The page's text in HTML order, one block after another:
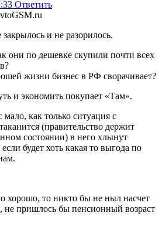
Ответить
и не разорилось.
они по дешевке скупили почти всех
жизни бизнес в РФ сворачивает?
и экономить покупает «Там».
мало, как только ситуация с
(правительство держит
состоянии) в него хлынут
будет хоть какая то выгода по
хорошо, то никто бы не ныл насчет
не пришлось бы пенсионный возраст